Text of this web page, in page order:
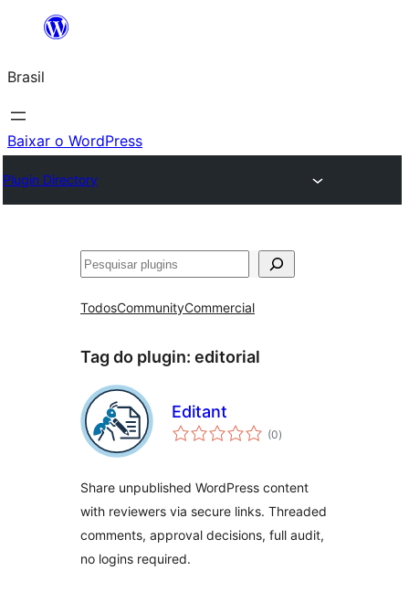
o
conteúdo
Brasil
Baixar o WordPress
Plugin Directory
Pesquisar
TodosCommunityCommercial
Tag do plugin: editorial
Editant
(0total
de
)
Share unpublished WordPress content
with reviewers via secure links. Threaded
comments, approval decisions, full audit,
no logins required.